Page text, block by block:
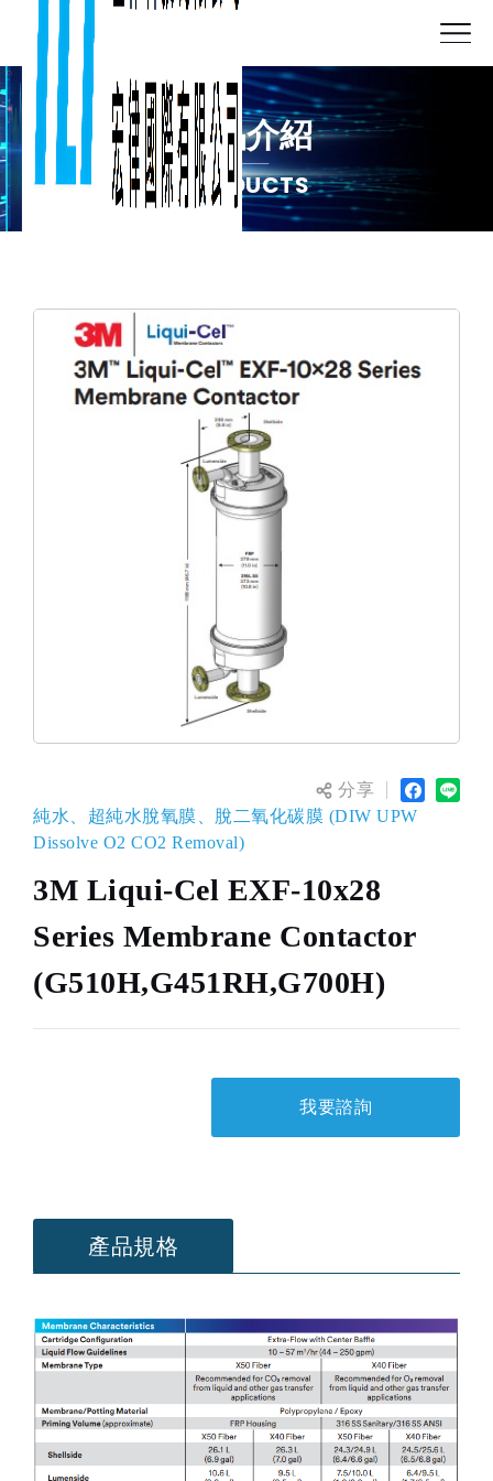
產品介紹
PRODUCTS
分享
純水、超純水脫氧膜、脫二氧化碳膜 (DIW UPW
Dissolve O2 CO2 Removal)
3M Liqui-Cel EXF-10x28
Series Membrane Contactor
(G510H,G451RH,G700H)
我要諮詢
產品規格